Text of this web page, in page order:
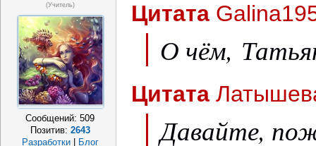
(Учитель)
Сообщений:509
Позитив: 2643
Разработки | Блог
Цитата
О чём,
Цитата
Давайте,